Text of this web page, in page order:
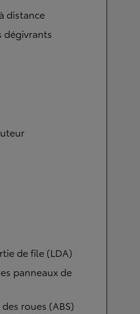
distance
dégivrants
de file (LDA)
panneaux de
roues (ABS)